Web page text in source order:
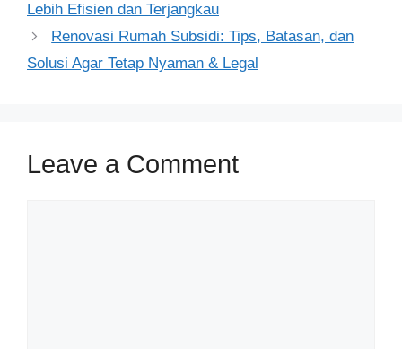
Lebih Efisien dan Terjangkau
Renovasi Rumah Subsidi: Tips, Batasan, dan
Solusi Agar Tetap Nyaman & Legal
Leave a Comment